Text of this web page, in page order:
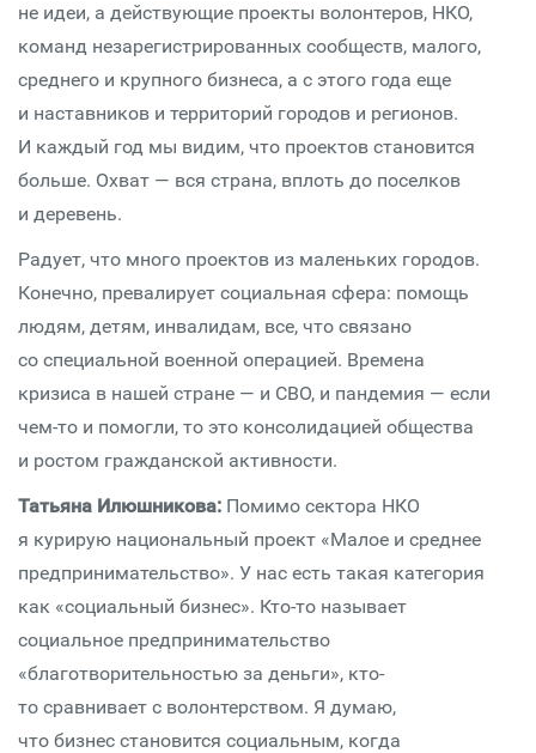
не идеи, а действующие проекты волонтеров, НКО,
команд незарегистрированных сообществ, малого,
среднего и крупного бизнеса, а с этого года еще
и наставников и территорий городов и регионов.
И каждый год мы видим, что проектов становится
больше. Охват — вся страна, вплоть до поселков
и деревень.
Радует, что много проектов из маленьких городов.
Конечно, превалирует социальная сфера: помощь
людям, детям, инвалидам, все, что связано
со специальной военной операцией. Времена
кризиса в нашей стране — и СВО, и пандемия — если
чем-то и помогли, то это консолидацией общества
и ростом гражданской активности.
Татьяна Илюшникова: Помимо сектора НКО
я курирую национальный проект «Малое и среднее
предпринимательство». У нас есть такая категория
как «социальный бизнес». Кто-то называет
социальное предпринимательство
«благотворительностью за деньги», кто-
то сравнивает с волонтерством. Я думаю,
что бизнес становится социальным, когда